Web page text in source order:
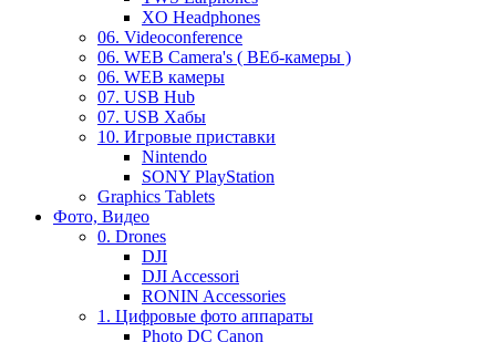
XO Headphones
06. Videoconference
06. WEB Camera's ( ВЕб-камеры )
06. WEB камеры
07. USB Hub
07. USB Хабы
10. Игровые приставки
Nintendo
SONY PlayStation
Graphics Tablets
Фото, Видео
0. Drones
DJI
DJI Accessori
RONIN Accessories
1. Цифровые фото аппараты
Photo DC Canon